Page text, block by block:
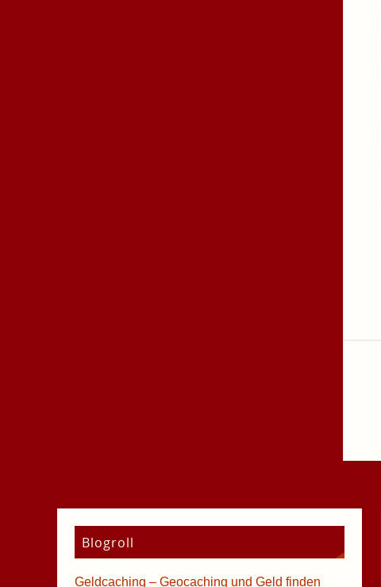
Blogroll
Geldcaching – Geocaching und Geld finden